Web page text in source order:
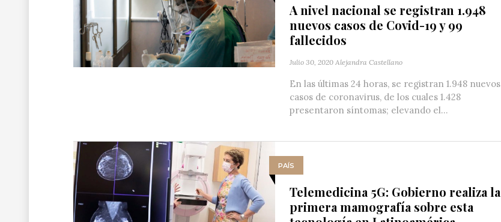
A nivel nacional se registran 1.948
nuevos casos de Covid-19 y 99
fallecidos
Julio 30, 2020 Alejandra Castellano
En las últimas 24 horas, se registran 1.948 nuevos
casos de coronavirus, de los cuales 1.428
presentaron síntomas; elevando el...
PAÍS
Telemedicina 5G: Gobierno realiza la
primera mamografía sobre esta